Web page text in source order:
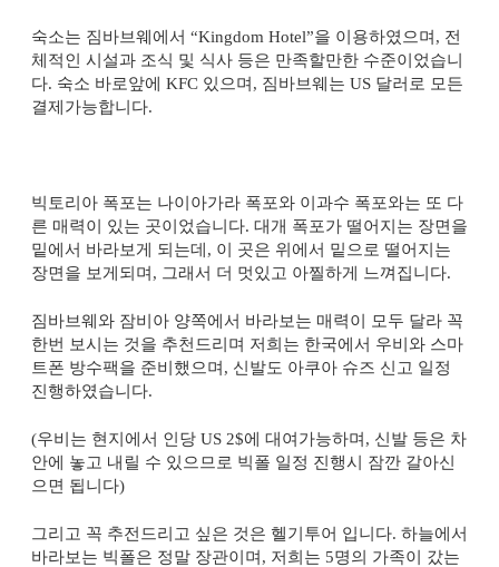
숙소는 짐바브웨에서 “Kingdom Hotel”을 이용하였으며 , 전
체적인 시설과 조식 및 식사 등은 만족할만한 수준이었습니
다. 숙소 바로앞에 KFC 있으며 , 짐바브웨는 US 달러로 모든
결제가능합니다.
빅토리아 폭포는 나이아가라 폭포와 이과수 폭포와는 또 다
른 매력이 있는 곳이었습니다. 대개 폭포가 떨어지는 장면을
밑에서 바라보게 되는데 , 이 곳은 위에서 밑으로 떨어지는
장면을 보게되며 , 그래서 더 멋있고 아찔하게 느껴집니다.
짐바브웨와 잠비아 양쪽에서 바라보는 매력이 모두 달라 꼭
한번 보시는 것을 추천드리며 저희는 한국에서 우비와 스마
트폰 방수팩을 준비했으며 , 신발도 아쿠아 슈즈 신고 일정
진행하였습니다.
(우비는 현지에서 인당 US 2$에 대여가능하며 , 신발 등은 차
안에 놓고 내릴 수 있으므로 빅폴 일정 진행시 잠깐 갈아신
으면 됩니다)
그리고 꼭 추전드리고 싶은 것은 헬기투어 입니다. 하늘에서
바라보는 빅폴은 정말 장관이며 , 저희는 5명의 가족이 갔는